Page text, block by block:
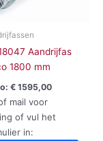
Aandrijfas
1800 mm
€1595,00
mail voor
of vul het
in: